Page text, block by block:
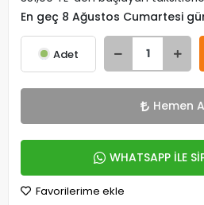
En geç 8 Ağustos Cumartesi
Adet
Hemen
WHATSAPP İLE
Favorilerime ekle